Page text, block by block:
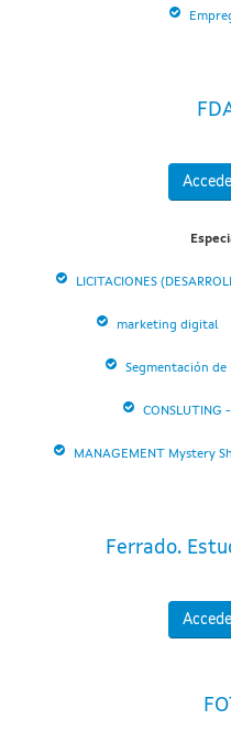
LICITACIONES
marketing digital
Segmentación de
CONSLUTING
MANAGEMENT Mystery
Ferrado.